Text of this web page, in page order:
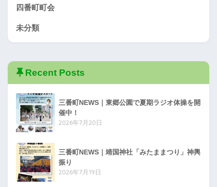
四番町町会
未分類
Recent Posts
三番町NEWS｜東郷公園で夏期ラジオ体操を開
催中！
2026年7月20日
三番町NEWS｜靖国神社「みたままつり」神輿
振り
2026年7月19日